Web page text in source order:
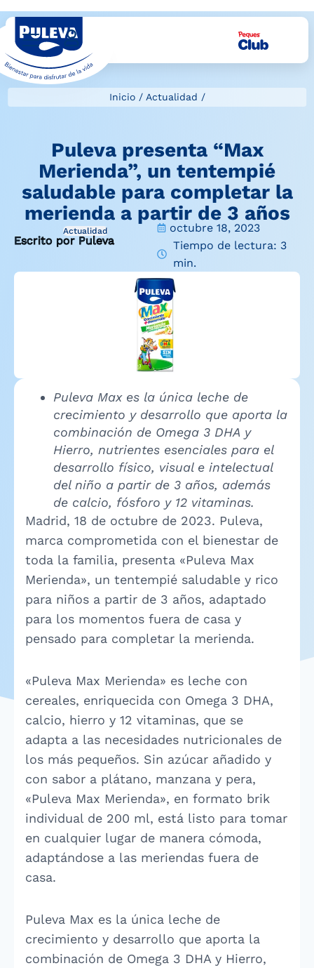
Inicio/ Actualidad /
Puleva presenta “Max
Merienda”, un tentempié
saludable para completar la
merienda a partir de 3 años
Actualidad
Escrito por Puleva
octubre 18, 2023
Tiempo de lectura: 3
min.
Puleva Max es la única leche de
crecimiento y desarrollo que aporta la
combinación de Omega 3 DHA y
Hierro, nutrientes esenciales para el
desarrollo físico, visual e intelectual
del niño a partir de 3 años, además
de calcio, fósforo y 12 vitaminas.
Madrid, 18 de octubre de 2023. Puleva,
marca comprometida con el bienestar de
toda la familia, presenta «Puleva Max
Merienda», un tentempié saludable y rico
para niños a partir de 3 años, adaptado
para los momentos fuera de casa y
pensado para completar la merienda.
«Puleva Max Merienda» es leche con
cereales, enriquecida con Omega 3 DHA,
calcio, hierro y 12 vitaminas, que se
adapta a las necesidades nutricionales de
los más pequeños. Sin azúcar añadido y
con sabor a plátano, manzana y pera,
«Puleva Max Merienda», en formato brik
individual de 200 ml, está listo para tomar
en cualquier lugar de manera cómoda,
adaptándose a las meriendas fuera de
casa.
Puleva Max es la única leche de
crecimiento y desarrollo que aporta la
combinación de Omega 3 DHA y Hierro,